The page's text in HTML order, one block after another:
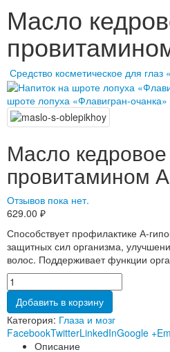
Масло
Средство косметическое для глаз
шроте лопуха «Флавигран-очанка»
Масло
провитамином А
Отзывов пока нет.
629.00 ₽
Способствует профилактике А-
защитных сил организма,
волос. Поддерживает функции
Добавить в корзину
Категория: Глаза и мозг
FacebookTwitterLinkedInGoogle +
Описание